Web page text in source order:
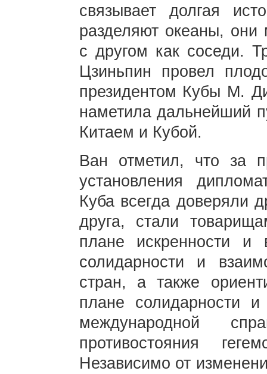
связывает долгая
разделяют океаны, они
с другом как соседи.
Цзиньпин провел
президентом Кубы М.
наметила дальнейший
Китаем и Кубой.
Ван отметил, что за
установления
Куба всегда доверяли
друга, стали
плане искренности и
солидарности и
стран, а также
плане солидарности и
международной
противостояния
Независимо от